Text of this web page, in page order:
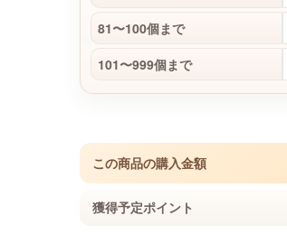
81〜100個まで
101〜999個まで
この商品の購入金額
獲得予定ポイント